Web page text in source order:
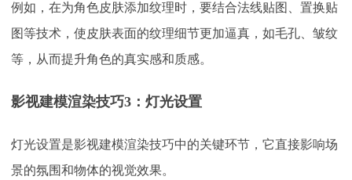
例如，在为角色皮肤添加纹理时，要结合法线贴图、置换贴
图等技术，使皮肤表面的纹理细节更加逼真，如毛孔、皱纹
等，从而提升角色的真实感和质感。
影视建模渲染技巧3：灯光设置
灯光设置是影视建模渲染技巧中的关键环节，它直接影响场
景的氛围和物体的视觉效果。